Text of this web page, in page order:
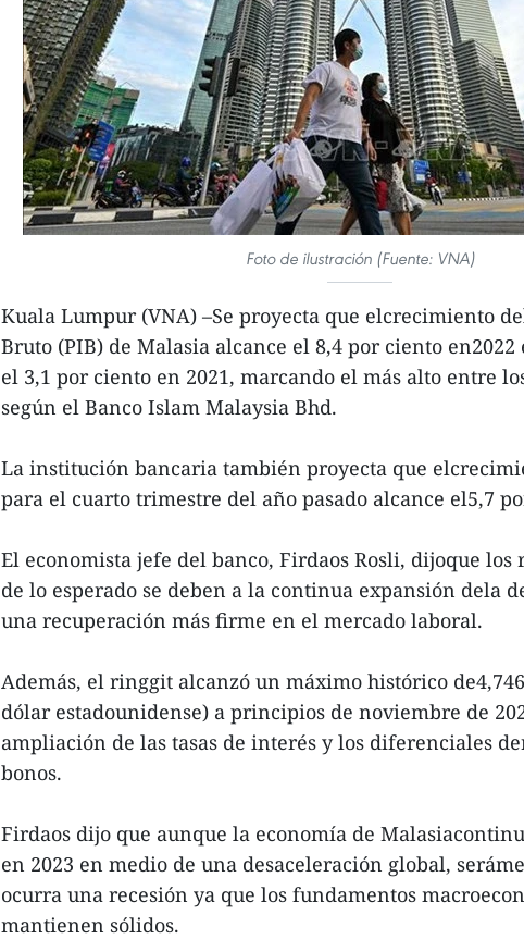
Foto de ilustración (Fuente: VNA)
Kuala Lumpur (VNA) –Se proyecta que elcrecimiento
Bruto (PIB) de Malasia alcance el 8,4 por ciento
el 3,1 por ciento en 2021, marcando el más alto entre
según el Banco Islam Malaysia Bhd.
La institución bancaria también proyecta que
para el cuarto trimestre del año pasado alcance el5,7
El economista jefe del banco, Firdaos Rosli, dijoque los
de lo esperado se deben a la continua expansión dela
una recuperación más firme en el mercado laboral.
Además, el ringgit alcanzó un máximo histórico
dólar estadounidense) a principios de noviembre de
ampliación de las tasas de interés y los diferenciales
bonos.
Firdaos dijo que aunque la economía de
en 2023 en medio de una desaceleración global,
ocurra una recesión ya que los fundamentos
mantienen sólidos.